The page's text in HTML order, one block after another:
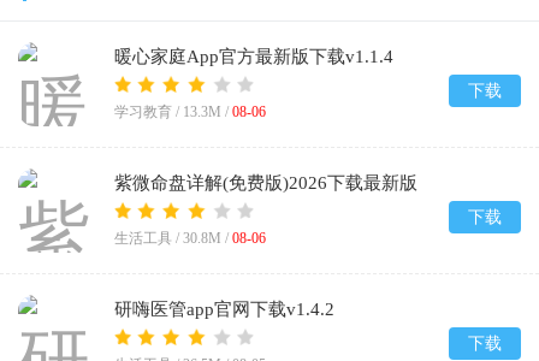
暖心家庭App官方最新版下载v1.1.4
学习教育 / 13.3M / 08-06
下载
紫微命盘详解(免费版)2026下载最新版
v1.1
生活工具 / 30.8M / 08-06
下载
研嗨医管app官网下载v1.4.2
下载